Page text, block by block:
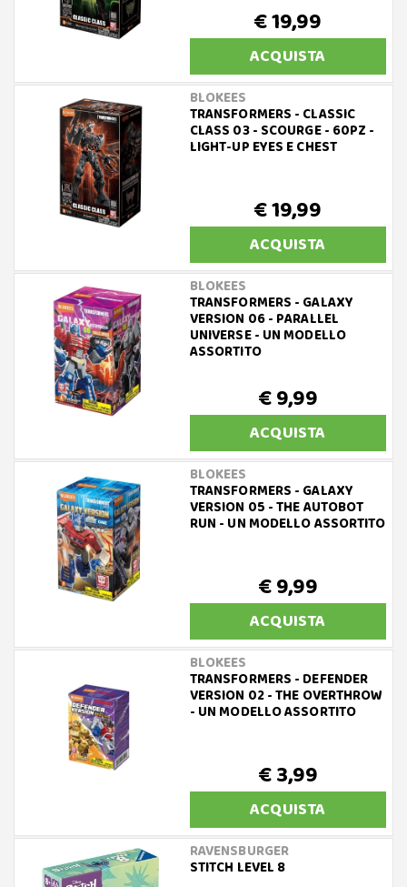
€ 19,99
ACQUISTA
BLOKEES
TRANSFORMERS - CLASSIC
CLASS 03 - SCOURGE - 60PZ -
LIGHT-UP EYES E CHEST
€ 19,99
ACQUISTA
BLOKEES
TRANSFORMERS - GALAXY
VERSION 06 - PARALLEL
UNIVERSE - UN MODELLO
ASSORTITO
€ 9,99
ACQUISTA
BLOKEES
TRANSFORMERS - GALAXY
VERSION 05 - THE AUTOBOT
RUN - UN MODELLO ASSORTITO
€ 9,99
ACQUISTA
BLOKEES
TRANSFORMERS - DEFENDER
VERSION 02 - THE OVERTHROW
- UN MODELLO ASSORTITO
€ 3,99
ACQUISTA
RAVENSBURGER
STITCH LEVEL 8